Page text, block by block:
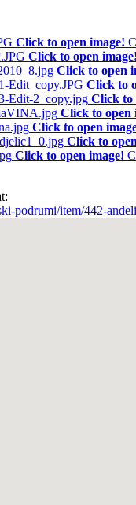
Click to open image!
Click to open
Click to open
Click to
Click to
Click to open
Click to open
Click to
Click to open image!
podrumi/item/442-